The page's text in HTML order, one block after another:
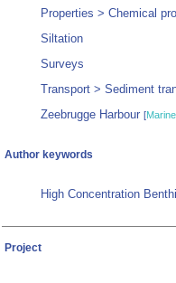
Properties > Chemical
Siltation
Surveys
Transport > Sediment
Zeebrugge Harbour [
Author keywords
High Concentration
Project